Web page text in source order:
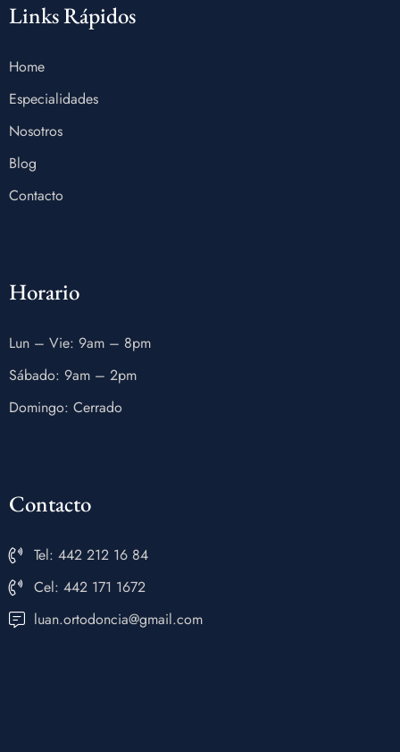
Links Rápidos
Home
Especialidades
Nosotros
Blog
Contacto
Horario
Lun – Vie: 9am – 8pm
Sábado: 9am – 2pm
Domingo: Cerrado
Contacto
Tel: 442 212 16 84
Cel: 442 171 1672
luan.ortodoncia@gmail.com